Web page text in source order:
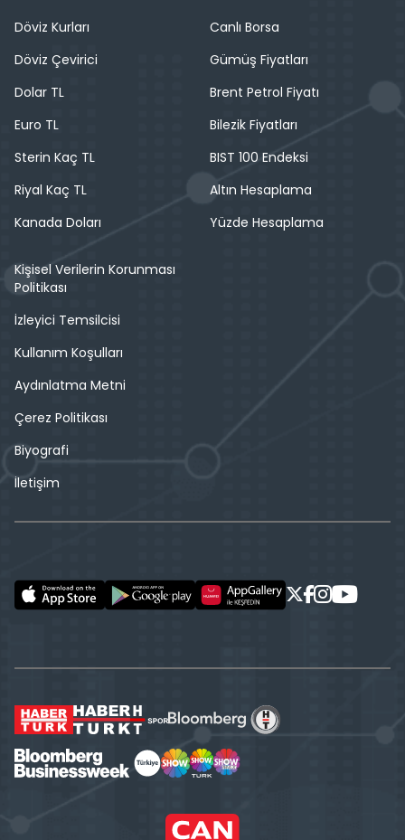
Döviz Kurları
Döviz Çevirici
Dolar TL
Euro TL
Sterin Kaç TL
Riyal Kaç TL
Kanada Doları
Canlı Borsa
Gümüş Fiyatları
Brent Petrol Fiyatı
Bilezik Fiyatları
BIST 100 Endeksi
Altın Hesaplama
Yüzde Hesaplama
Kişisel Verilerin Korunması
Politikası
İzleyici Temsilcisi
Kullanım Koşulları
Aydınlatma Metni
Çerez Politikası
Biyografi
İletişim